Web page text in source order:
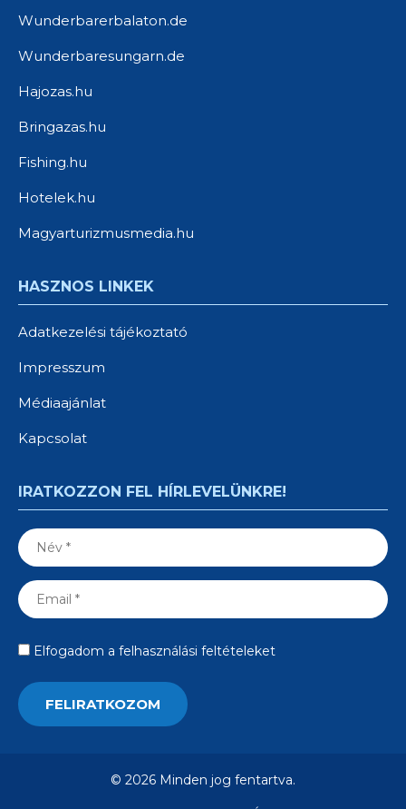
Wunderbarerbalaton.de
Wunderbaresungarn.de
Hajozas.hu
Bringazas.hu
Fishing.hu
Hotelek.hu
Magyarturizmusmedia.hu
HASZNOS LINKEK
Adatkezelési tájékoztató
Impresszum
Médiaajánlat
Kapcsolat
IRATKOZZON FEL HÍRLEVELÜNKRE!
Elfogadom a felhasználási feltételeket
© 2026 Minden jog fentartva.